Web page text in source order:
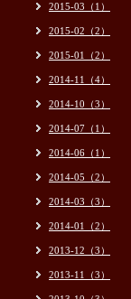
2015-03（1）
2015-02（2）
2015-01（2）
2014-11（4）
2014-10（3）
2014-07（1）
2014-06（1）
2014-05（2）
2014-03（3）
2014-01（2）
2013-12（3）
2013-11（3）